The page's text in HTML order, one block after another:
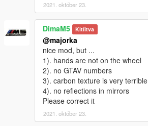
2021. október 23.
DimaM5 Kitíltva
@majorka
nice mod, but ...
1). hands are not on the wheel
2). no GTAV numbers
3). carbon texture is very terrible
4). no reflections in mirrors
Please correct it
2021. október 23.